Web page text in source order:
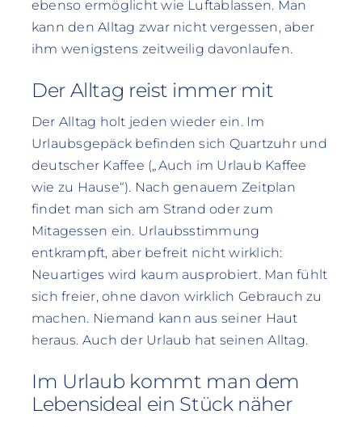
ebenso ermöglicht wie Luftablassen. Man
kann den Alltag zwar nicht vergessen, aber
ihm wenigstens zeitweilig davonlaufen.
Der Alltag reist immer mit
Der Alltag holt jeden wieder ein. Im
Urlaubsgepäck befinden sich Quartzuhr und
deutscher Kaffee („Auch im Urlaub Kaffee
wie zu Hause“). Nach genauem Zeitplan
findet man sich am Strand oder zum
Mitagessen ein. Urlaubsstimmung
entkrampft, aber befreit nicht wirklich:
Neuartiges wird kaum ausprobiert. Man fühlt
sich freier, ohne davon wirklich Gebrauch zu
machen. Niemand kann aus seiner Haut
heraus. Auch der Urlaub hat seinen Alltag.
Im Urlaub kommt man dem
Lebensideal ein Stück näher